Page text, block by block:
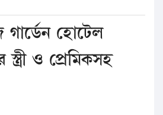
হোটেল
স্ত্রী ও প্রেমিকসহ